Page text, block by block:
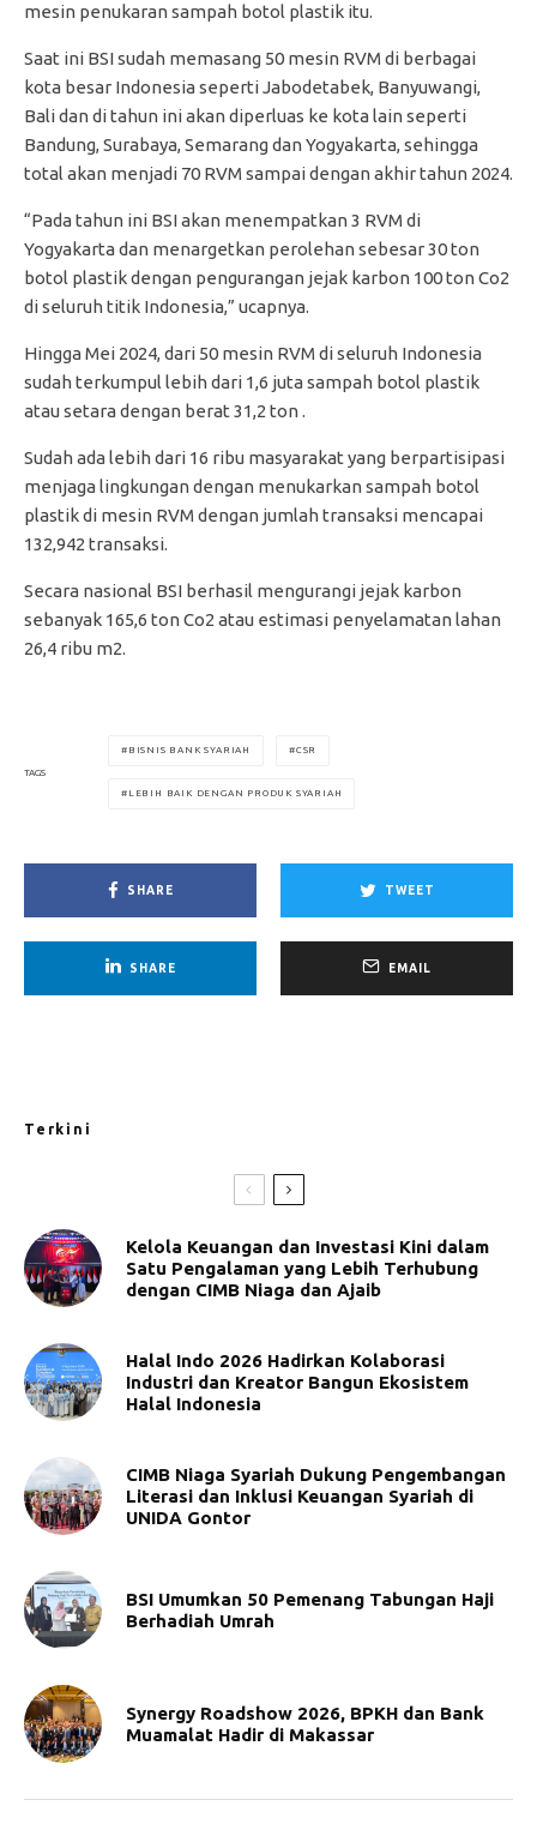
mesin penukaran sampah botol plastik itu.
Saat ini BSI sudah memasang 50 mesin RVM di berbagai
kota besar Indonesia seperti Jabodetabek, Banyuwangi,
Bali dan di tahun ini akan diperluas ke kota lain seperti
Bandung, Surabaya, Semarang dan Yogyakarta, sehingga
total akan menjadi 70 RVM sampai dengan akhir tahun 2024.
“Pada tahun ini BSI akan menempatkan 3 RVM di
Yogyakarta dan menargetkan perolehan sebesar 30 ton
botol plastik dengan pengurangan jejak karbon 100 ton Co2
di seluruh titik Indonesia,” ucapnya.
Hingga Mei 2024, dari 50 mesin RVM di seluruh Indonesia
sudah terkumpul lebih dari 1,6 juta sampah botol plastik
atau setara dengan berat 31,2 ton .
Sudah ada lebih dari 16 ribu masyarakat yang berpartisipasi
menjaga lingkungan dengan menukarkan sampah botol
plastik di mesin RVM dengan jumlah transaksi mencapai
132,942 transaksi.
Secara nasional BSI berhasil mengurangi jejak karbon
sebanyak 165,6 ton Co2 atau estimasi penyelamatan lahan
26,4 ribu m2.
TAGS
BISNIS BANK SYARIAH CSR
LEBIH BAIK DENGAN PRODUK SYARIAH
SHARE TWEET
SHARE EMAIL
Terkini
Kelola Keuangan dan Investasi Kini dalam
Satu Pengalaman yang Lebih Terhubung
dengan CIMB Niaga dan Ajaib
Halal Indo 2026 Hadirkan Kolaborasi
Industri dan Kreator Bangun Ekosistem
Halal Indonesia
CIMB Niaga Syariah Dukung Pengembangan
Literasi dan Inklusi Keuangan Syariah di
UNIDA Gontor
BSI Umumkan 50 Pemenang Tabungan Haji
Berhadiah Umrah
Synergy Roadshow 2026, BPKH dan Bank
Muamalat Hadir di Makassar